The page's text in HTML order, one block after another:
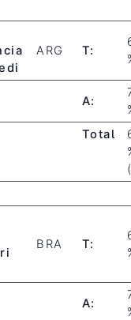
ARG T:
A:
Total
BRA T:
A: